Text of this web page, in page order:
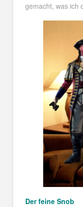
gemacht, was ich
Der feine Snob